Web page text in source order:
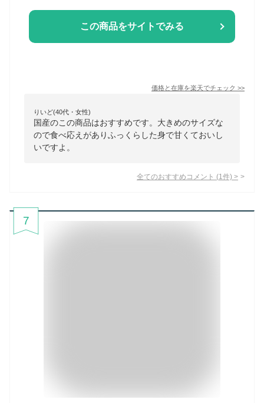
この商品をサイトでみる
価格と在庫を楽天でチェック >>
りいど(40代・女性)
国産のこの商品はおすすめです。大きめのサイズな
ので食べ応えがありふっくらした身で甘くておいし
いですよ。
全てのおすすめコメント (1 件) >
7